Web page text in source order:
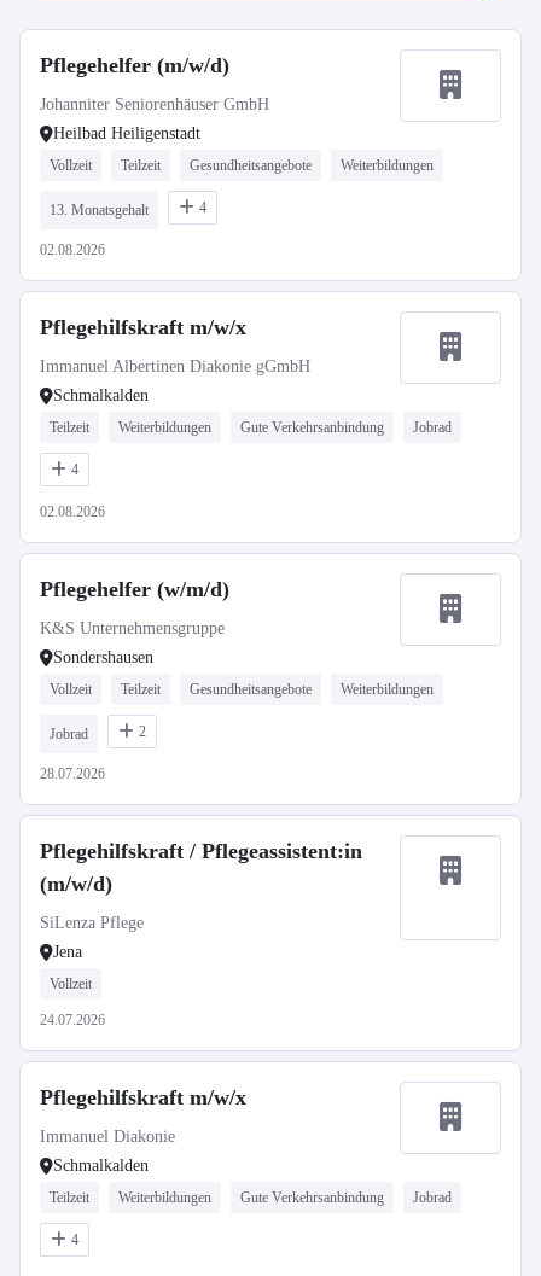
Pflegehelfer (m/w/d)
Johanniter Seniorenhäuser GmbH
Heilbad Heiligenstadt
Vollzeit Teilzeit Gesundheitsangebote Weiterbildungen
13. Monatsgehalt 4
02.08.2026
Pflegehilfskraft m/w/x
Immanuel Albertinen Diakonie gGmbH
Schmalkalden
Teilzeit Weiterbildungen Gute Verkehrsanbindung Jobrad
4
02.08.2026
Pflegehelfer (w/m/d)
K&S Unternehmensgruppe
Sondershausen
Vollzeit Teilzeit Gesundheitsangebote Weiterbildungen
Jobrad 2
28.07.2026
Pflegehilfskraft / Pflegeassistent:in
(m/w/d)
SiLenza Pflege
Jena
Vollzeit
24.07.2026
Pflegehilfskraft m/w/x
Immanuel Diakonie
Schmalkalden
Teilzeit Weiterbildungen Gute Verkehrsanbindung Jobrad
4